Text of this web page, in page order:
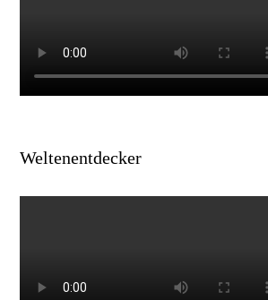
Weltenentdecker